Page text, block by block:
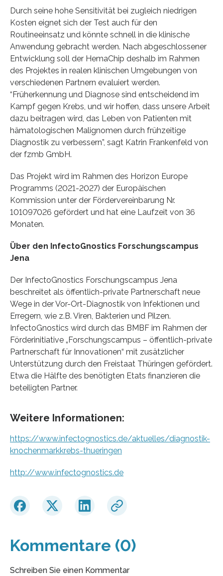
Durch seine hohe Sensitivität bei zugleich niedrigen
Kosten eignet sich der Test auch für den
Routineeinsatz und könnte schnell in die klinische
Anwendung gebracht werden. Nach abgeschlossener
Entwicklung soll der HemaChip deshalb im Rahmen
des Projektes in realen klinischen Umgebungen von
verschiedenen Partnern evaluiert werden.
“Früherkennung und Diagnose sind entscheidend im
Kampf gegen Krebs, und wir hoffen, dass unsere Arbeit
dazu beitragen wird, das Leben von Patienten mit
hämatologischen Malignomen durch frühzeitige
Diagnostik zu verbessern”, sagt Katrin Frankenfeld von
der fzmb GmbH.
Das Projekt wird im Rahmen des Horizon Europe
Programms (2021-2027) der Europäischen
Kommission unter der Fördervereinbarung Nr.
101097026 gefördert und hat eine Laufzeit von 36
Monaten.
Über den InfectoGnostics Forschungscampus
Jena
Der InfectoGnostics Forschungscampus Jena
beschreitet als öffentlich-private Partnerschaft neue
Wege in der Vor-Ort-Diagnostik von Infektionen und
Erregern, wie z.B. Viren, Bakterien und Pilzen.
InfectoGnostics wird durch das BMBF im Rahmen der
Förderinitiative „Forschungscampus – öffentlich-private
Partnerschaft für Innovationen“ mit zusätzlicher
Unterstützung durch den Freistaat Thüringen gefördert.
Etwa die Hälfte des benötigten Etats finanzieren die
beteiligten Partner.
Weitere Informationen:
https://www.infectognostics.de/aktuelles/diagnostik-
knochenmarkkrebs-thueringen
http://www.infectognostics.de
Kommentare (0)
Schreiben Sie einen Kommentar